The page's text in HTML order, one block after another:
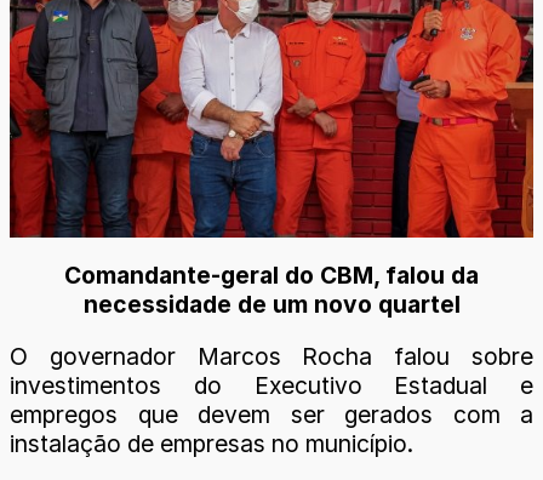
Comandante-geral do CBM, falou da
necessidade de um novo quartel
O governador Marcos Rocha falou sobre
investimentos do Executivo Estadual e
empregos que devem ser gerados com a
instalação de empresas no município.